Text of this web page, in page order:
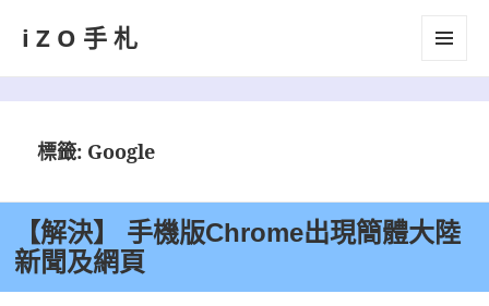
iZO手札
標籤: Google
【解決】 手機版Chrome出現簡體大陸
新聞及網頁